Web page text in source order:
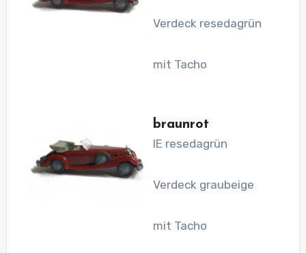
Verdeck resedagrün
mit Tacho
braunrot
IE resedagrün
Verdeck graubeige
mit Tacho